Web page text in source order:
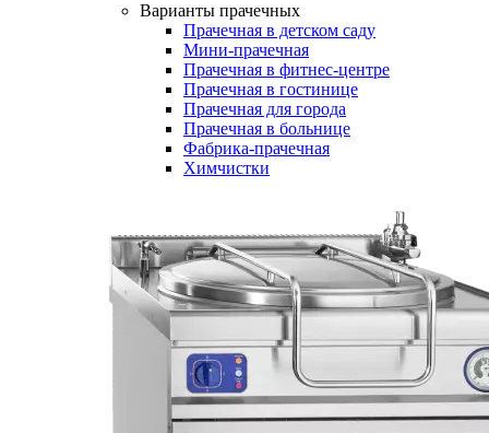
Варианты прачечных
Прачечная в детском саду
Мини-прачечная
Прачечная в фитнес-центре
Прачечная в гостинице
Прачечная для города
Прачечная в больнице
Фабрика-прачечная
Химчистки